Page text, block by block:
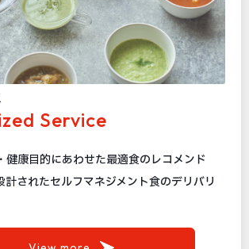
Service
健康目的にあわせた最適食のレコメンド
計されたセルフマネジメント食のデリバリ